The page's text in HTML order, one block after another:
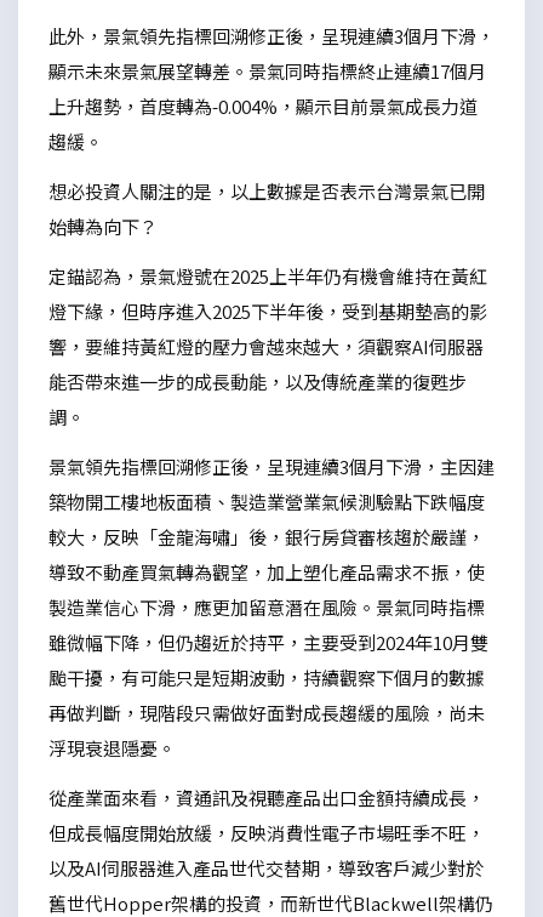
此外，景氣領先指標回溯修正後，呈現連續3個月下滑，
顯示未來景氣展望轉差。景氣同時指標終止連續17個月
上升趨勢，首度轉為-0.004%，顯示目前景氣成長力道
趨緩。
想必投資人關注的是，以上數據是否表示台灣景氣已開
始轉為向下？
定錨認為，景氣燈號在2025上半年仍有機會維持在黃紅
燈下緣，但時序進入2025下半年後，受到基期墊高的影
響，要維持黃紅燈的壓力會越來越大，須觀察AI伺服器
能否帶來進一步的成長動能，以及傳統產業的復甦步
調。
景氣領先指標回溯修正後，呈現連續3個月下滑，主因建
築物開工樓地板面積、製造業營業氣候測驗點下跌幅度
較大，反映「金龍海嘯」後，銀行房貸審核趨於嚴謹，
導致不動產買氣轉為觀望，加上塑化產品需求不振，使
製造業信心下滑，應更加留意潛在風險。景氣同時指標
雖微幅下降，但仍趨近於持平，主要受到2024年10月雙
颱干擾，有可能只是短期波動，持續觀察下個月的數據
再做判斷，現階段只需做好面對成長趨緩的風險，尚未
浮現衰退隱憂。
從產業面來看，資通訊及視聽產品出口金額持續成長，
但成長幅度開始放緩，反映消費性電子市場旺季不旺，
以及AI伺服器進入產品世代交替期，導致客戶減少對於
舊世代Hopper架構的投資，而新世代Blackwell架構仍